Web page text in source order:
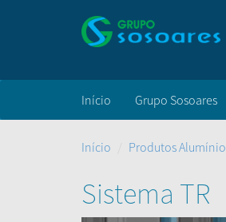
Início Grupo Sosoares
Início Produtos Alumínio
Sistema TR